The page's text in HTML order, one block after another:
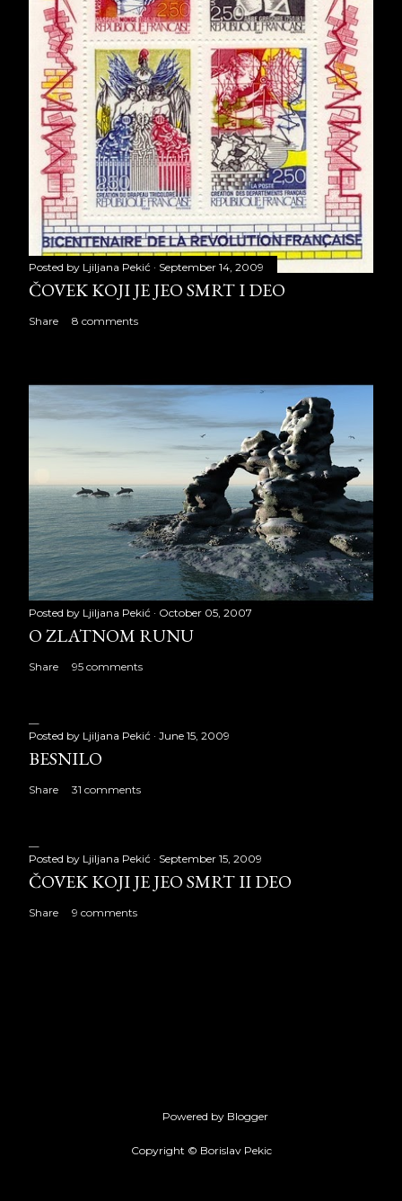
Posted by Ljiljana Pekić September 14, 2009
ČOVEK KOJI JE JEO SMRT I DEO
Share 8 comments
Posted by Ljiljana Pekić October 05, 2007
O ZLATNOM RUNU
Share 95 comments
Posted by Ljiljana Pekić June 15, 2009
BESNILO
Share 31 comments
Posted by Ljiljana Pekić September 15, 2009
ČOVEK KOJI JE JEO SMRT II DEO
Share 9 comments
Powered by Blogger
Copyright © Borislav Pekic